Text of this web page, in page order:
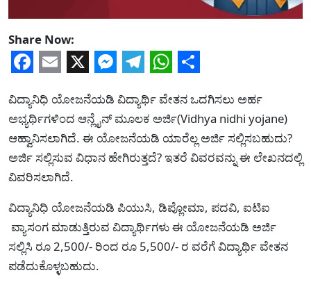
Share Now:
Facebook
Email
X Messenger
Telegram
WhatsApp
Share
ವಿದ್ಯಾನಿಧಿ ಯೋಜನೆಯಡಿ ವಿದ್ಯಾರ್ಥಿ ವೇತನ ಒದಗಿಸಲು ಅರ್ಹ
ಅಭ್ಯರ್ಥಿಗಳಿಂದ ಆನ್ಲೈನ್ ಮೂಲಕ ಅರ್ಜಿ(Vidhya nidhi yojane)
ಆಹ್ವಾನಿಸಲಾಗಿದೆ. ಈ ಯೋಜನೆಯಡಿ ಯಾರೆಲ್ಲ ಅರ್ಜಿ ಸಲ್ಲಿಸಬಹುದು?
ಅರ್ಜಿ ಸಲ್ಲಿಸುವ ವಿಧಾನ ಹೇಗಿರುತ್ತದೆ? ಇತರೆ ವಿವರವನ್ನು ಈ ಲೇಖನದಲ್ಲಿ
ವಿವರಿಸಲಾಗಿದೆ.
ವಿದ್ಯಾನಿಧಿ ಯೋಜನೆಯಡಿ ಪಿಯುಸಿ, ಡಿಪ್ಲೋಮಾ, ಪದವಿ, ಐಟಿಐ
ವ್ಯಾಸಂಗ ಮಾಡುತ್ತಿರುವ ವಿದ್ಯಾರ್ಥಿಗಳು ಈ ಯೋಜನೆಯಡಿ ಅರ್ಜಿ
ಸಲ್ಲಿಸಿ ರೂ 2,500/- ರಿಂದ ರೂ 5,500/- ರ ವರೆಗೆ ವಿದ್ಯಾರ್ಥಿ ವೇತನ
ಪಡೆದುಕೊಳ್ಳಬಹುದು.